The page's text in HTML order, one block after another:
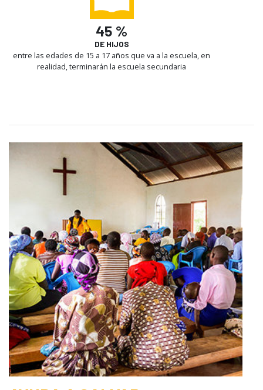
45 %
DE HIJOS
entre las edades de 15 a 17 años que va a la escuela, en
realidad, terminarán la escuela secundaria